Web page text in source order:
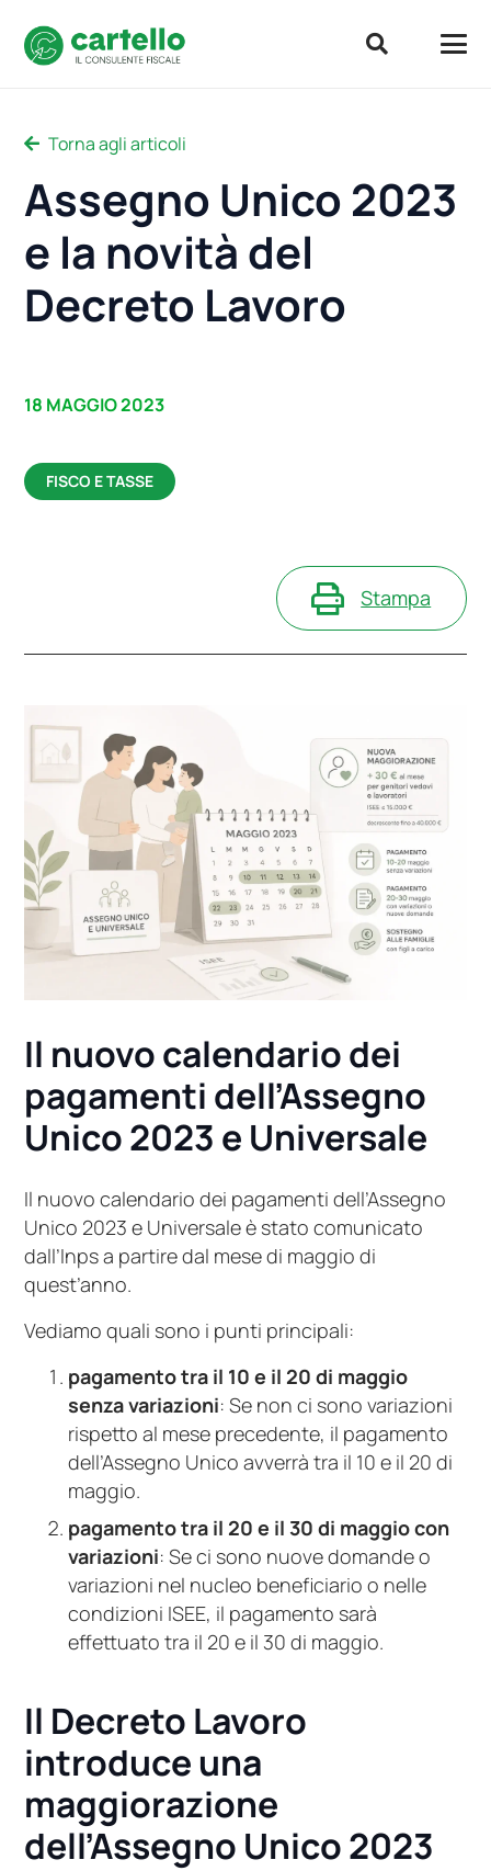
Torna agli articoli
Assegno Unico 2023
e la novità del
Decreto Lavoro
18 MAGGIO 2023
FISCO E TASSE
Stampa
Il nuovo calendario dei
pagamenti dell’Assegno
Unico 2023 e Universale
Il nuovo calendario dei pagamenti dell’Assegno
Unico 2023 e Universale è stato comunicato
dall’Inps a partire dal mese di maggio di
quest’anno.
Vediamo quali sono i punti principali:
pagamento tra il 10 e il 20 di maggio
senza variazioni: Se non ci sono variazioni
rispetto al mese precedente, il pagamento
dell’Assegno Unico avverrà tra il 10 e il 20 di
maggio.
pagamento tra il 20 e il 30 di maggio con
variazioni: Se ci sono nuove domande o
variazioni nel nucleo beneficiario o nelle
condizioni ISEE, il pagamento sarà
effettuato tra il 20 e il 30 di maggio.
Il Decreto Lavoro
introduce una
maggiorazione
dell’Assegno Unico 2023